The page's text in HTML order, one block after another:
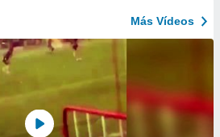
Más Vídeos